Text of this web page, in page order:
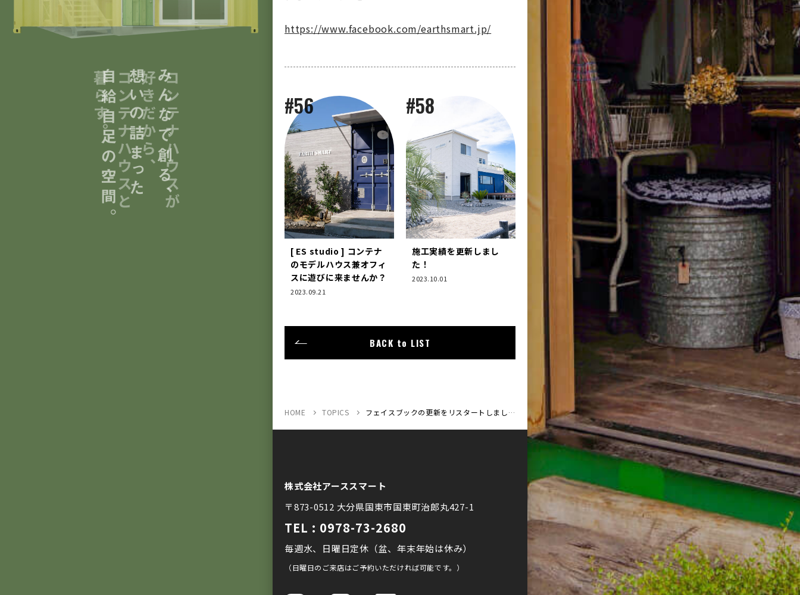
https://www.facebook.com/earthsmart.jp/
#56
[ ES studio ] コンテナ
のモデルハウス兼オフィ
スに遊びに来ませんか？
2023.09.21
#58
施工実績を更新しまし
た！
2023.10.01
BACK to LIST
HOME TOPICS フェイスブックの更新をリスタートしました！
株式会社アーススマート
〒873-0512 大分県国東市国東町治郎丸427-1
TEL : 0978-73-2680
毎週水、日曜日定休（盆、年末年始は休み）
（日曜日のご来店はご予約いただければ可能です。）